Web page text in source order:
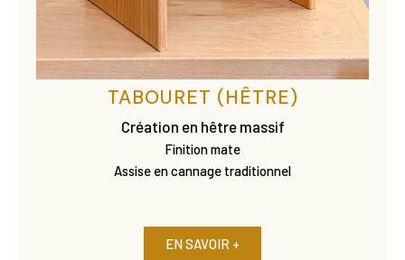
TABOURET (HÊTRE)
Création en hêtre massif
Finition mate
Assise en cannage traditionnel
EN SAVOIR +